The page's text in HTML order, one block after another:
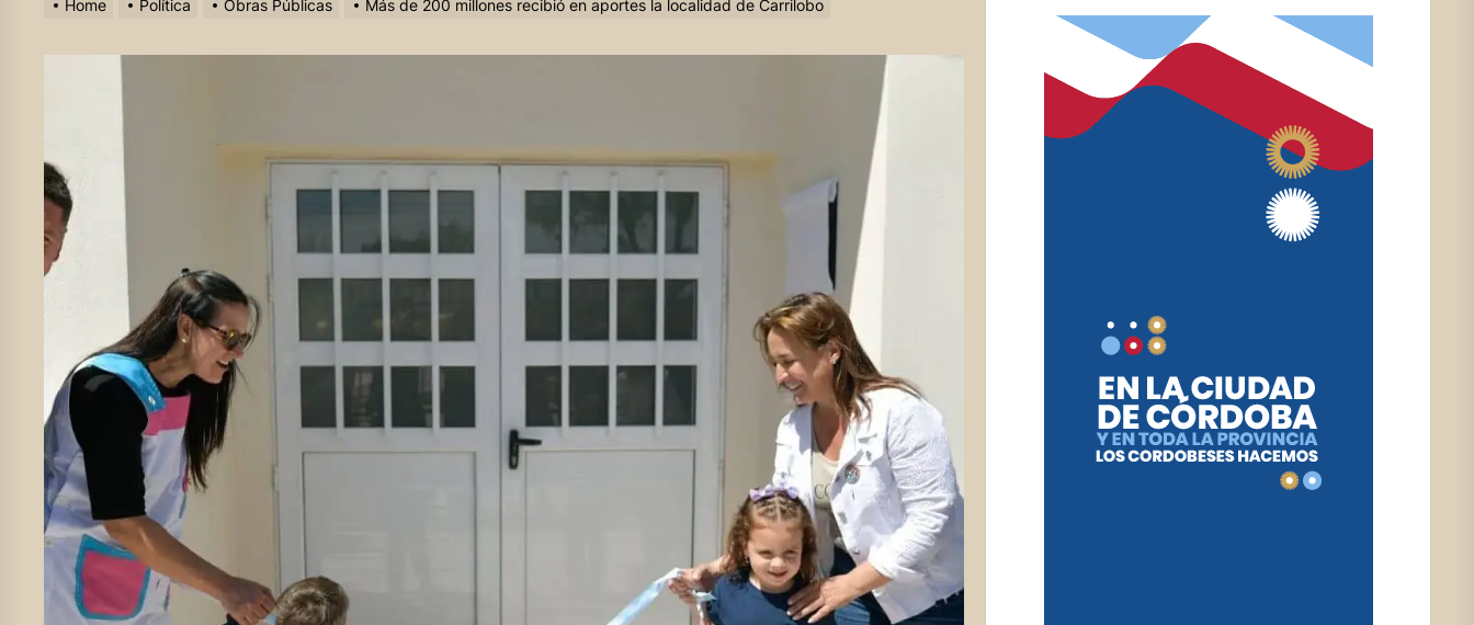
Home Política Obras Públicas Más de 200 millones recibió en aportes la localidad de Carrilobo